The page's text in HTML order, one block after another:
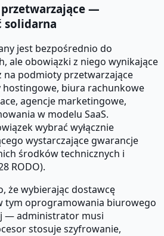
—
solidarna
jest bezpośrednio do
ale obowiązki z niego wynikające
na podmioty przetwarzające
biura rachunkowe
agencje marketingowe,
w modelu SaaS.
wybrać wyłącznie
wystarczające gwarancje
środków technicznych i
RODO).
że wybierając dostawcę
oprogramowania biurowego
— administrator musi
stosuje szyfrowanie,